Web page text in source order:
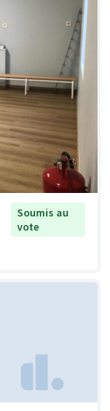
Soumis au
vote